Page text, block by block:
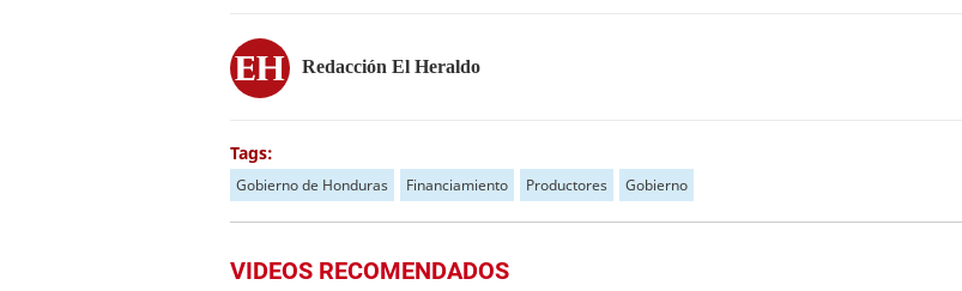
Redacción El Heraldo
Tags:
Gobierno de Honduras Financiamiento Productores Gobierno
VIDEOS RECOMENDADOS